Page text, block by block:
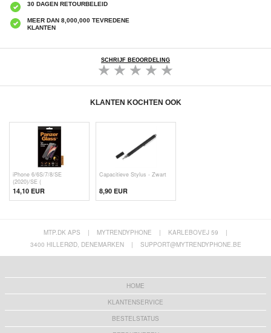
30 DAGEN RETOURBELEID
MEER DAN 8,000,000 TEVREDENE
KLANTEN
SCHRIJF BEOORDELING
KLANTEN KOCHTEN OOK
iPhone 6/6S/7/8/SE
(2020)/SE (
14,10 EUR
Capacitieve Stylus - Zwart
8,90 EUR
MTP.DK APS | MYTRENDYPHONE | KARLEBOVEJ 59
|
3400 HILLERØD, DENEMARKEN
| SUPPORT@MYTRENDYPHONE.BE
HOME
KLANTENSERVICE
BESTELSTATUS